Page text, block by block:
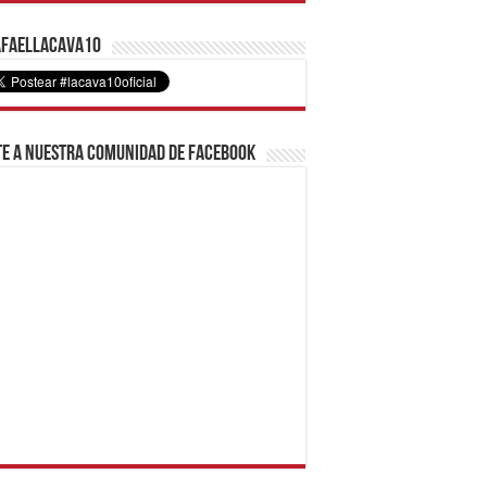
a nuestra comunidad de Facebook